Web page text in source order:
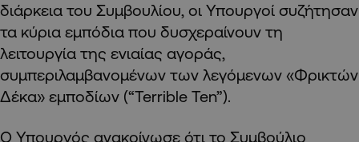
διάρκεια του Συμβουλίου, οι Υπουργοί συζήτησαν
τα κύρια εμπόδια που δυσχεραίνουν τη
λειτουργία της ενιαίας αγοράς,
συμπεριλαμβανομένων των λεγόμενων «Φρικτών
Δέκα» εμποδίων (“Terrible Ten”).
Ο Υπουργός ανακοίνωσε ότι το Συμβούλιο